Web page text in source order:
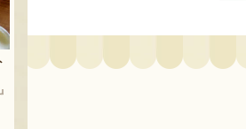
流れ梅